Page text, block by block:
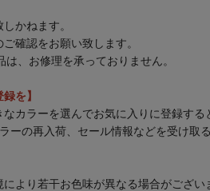
かねます。
確認をお願い致します。
は、お修理を承っておりません。
を】
カラーを選んでお気に入りに登録する
ーの再入荷、セール情報などを受け取
より若干お色味が異なる場合がござい